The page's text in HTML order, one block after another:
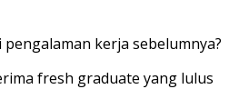
kerja sebelumnya?
fresh graduate yang lulus